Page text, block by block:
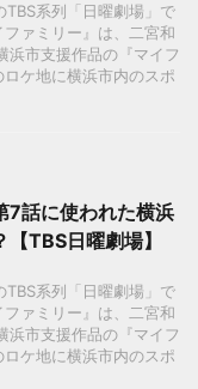
系列「日曜劇場」で
ァミリー』は、二宮和
浜市支援作品の『マイフ
ケ地に横浜市内のスポ
7話に使われた横浜
TBS日曜劇場】
系列「日曜劇場」で
ァミリー』は、二宮和
浜市支援作品の『マイフ
ケ地に横浜市内のスポ